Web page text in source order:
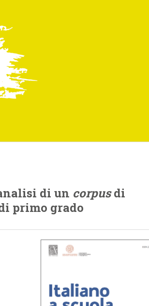
di un corpusdi
primo grado